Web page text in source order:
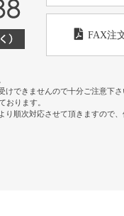
FAX注
できませんので十分ご注意下さ
おります。
順次対応させて頂きますので、